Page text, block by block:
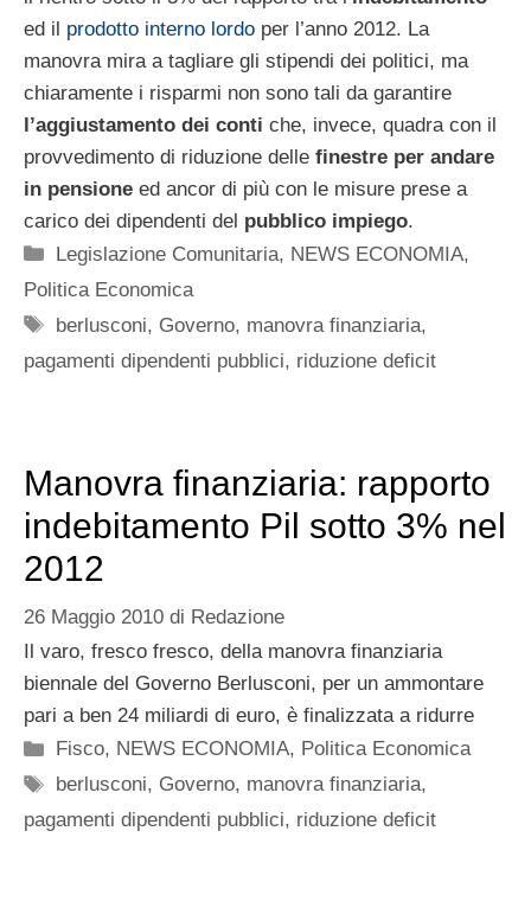
ed il prodotto interno lordo per l’anno 2012. La
manovra mira a tagliare gli stipendi dei politici, ma
chiaramente i risparmi non sono tali da garantire
l’aggiustamento dei conti che, invece, quadra con il
provvedimento di riduzione delle finestre per andare
in pensione ed ancor di più con le misure prese a
carico dei dipendenti del pubblico impiego.
Categorie
Legislazione Comunitaria, NEWS ECONOMIA,
Politica Economica
Tag
berlusconi, Governo, manovra finanziaria,
pagamenti dipendenti pubblici, riduzione deficit
Manovra finanziaria: rapporto
indebitamento Pil sotto 3% nel
2012
26 Maggio 2010 di Redazione
Il varo, fresco fresco, della manovra finanziaria
biennale del Governo Berlusconi, per un ammontare
pari a ben 24 miliardi di euro, è finalizzata a ridurre
Categorie
Fisco, NEWS ECONOMIA, Politica Economica
Tag
berlusconi, Governo, manovra finanziaria,
pagamenti dipendenti pubblici, riduzione deficit